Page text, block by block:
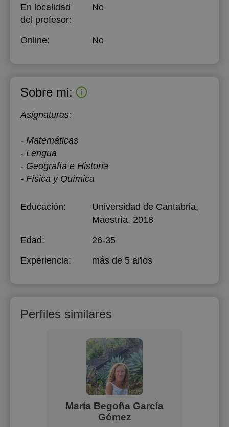
En localidad
del profesor:
No
Online: No
Sobre mi:
Asignaturas:
- Matemáticas
- Lengua
- Geografía e Historia
- Física y Química
Educación: Universidad de Cantabria,
Maestría, 2018
Edad:
26-35
Experiencia:
más de 5 años
Perfiles similares
María Begoña García
Gómez